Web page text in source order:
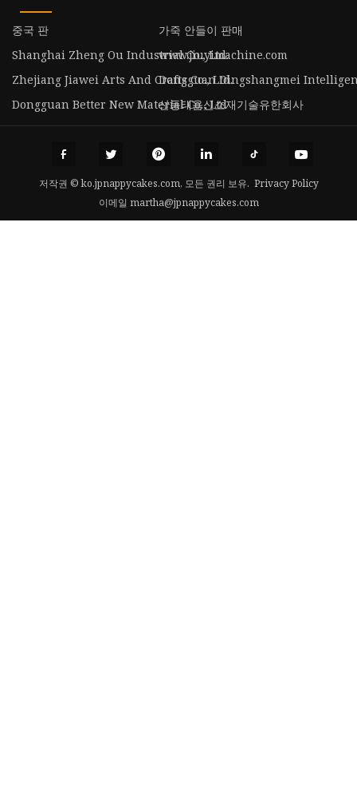
중국 판
가죽 안들이 판매
Shanghai Zheng Ou Industrial Co., Ltd.
www.jiuyimachine.com
Zhejiang Jiawei Arts And Crafts Co., Ltd.
Dongguan Dingshangmei
Dongguan Better New Material Co., Ltd산동태음신소재기술유한회사
저작권 © ko.jpnappycakes.com, 모든 권리 보유. Privacy Policy
이메일 martha@jpnappycakes.com